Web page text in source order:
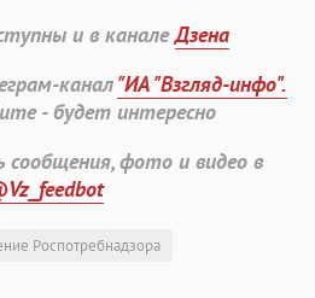
и в каналеДзена
канал"ИА "Взгляд-инфо".
- будет интересно
фото и видео в
Роспотребнадзора